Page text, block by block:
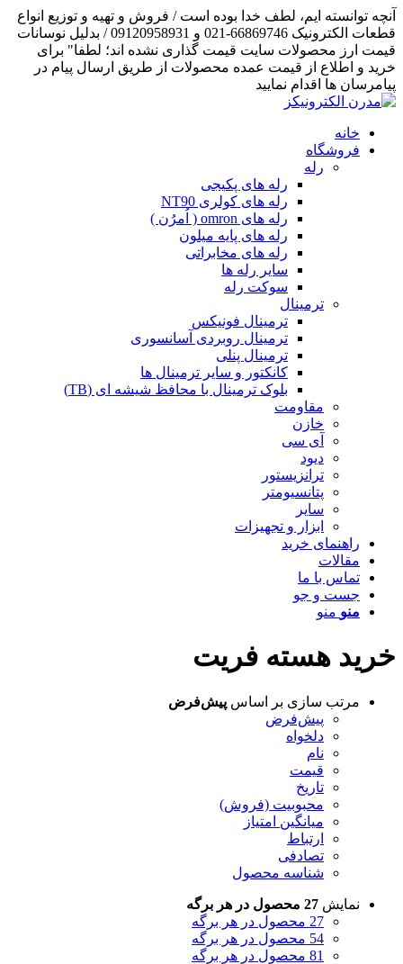
آنچه توانسته ایم، لطف خدا بوده است / فروش و تهیه و توزیع انواع
قطعات الکترونیک 66869746-021 و 09120958931 / بدلیل نوسانات
قیمت ارز محصولات سایت قیمت گذاری نشده اند؛ لطفا" برای
خرید و اطلاع از قیمت عمده محصولات از طریق ارسال پیام در
پیامرسان ها اقدام نمایید
خانه
فروشگاه
رله
رله های پکیجی
رله های کولری NT90
رله های omron ( اُمرُن )
رله های پایه میلون
رله های مخابراتی
سایر رله ها
سوکت رله
ترمینال
ترمینال فونیکس
ترمینال روبردی آسانسوری
ترمینال پنلی
کانکتور و سایر ترمینال ها
بلوک ترمینال با محافظ شیشه ای (TB)
مقاومت
خازن
آی سی
دیود
ترانزیستور
پتانسیومتر
سایر
ابزار و تجهیزات
راهنمای خرید
مقالات
تماس با ما
جست و جو
منو منو
خرید هسته فریت
مرتب سازی بر اساس پیش‌فرض
پیش‌فرض
دلخواه
نام
قیمت
تاریخ
محبوبیت (فروش)
میانگین امتیاز
ارتباط
تصادفی
شناسه محصول
نمایش 27 محصول در هر برگه
27 محصول در هر برگه
54 محصول در هر برگه
81 محصول در هر برگه